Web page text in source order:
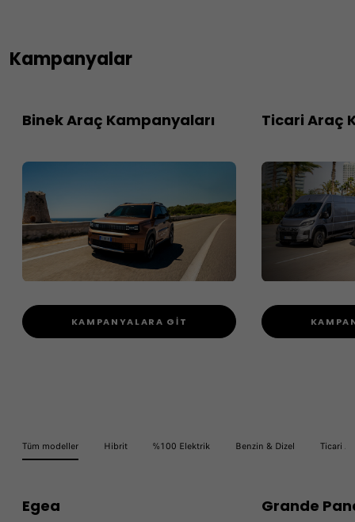
Kampanyalar
Binek Araç Kampanyaları
KAMPANYALARA GİT
Ticari Araç
Tüm modeller Hibrit %100 Elektrik Benzin & Dizel Ticari
Egea Grande